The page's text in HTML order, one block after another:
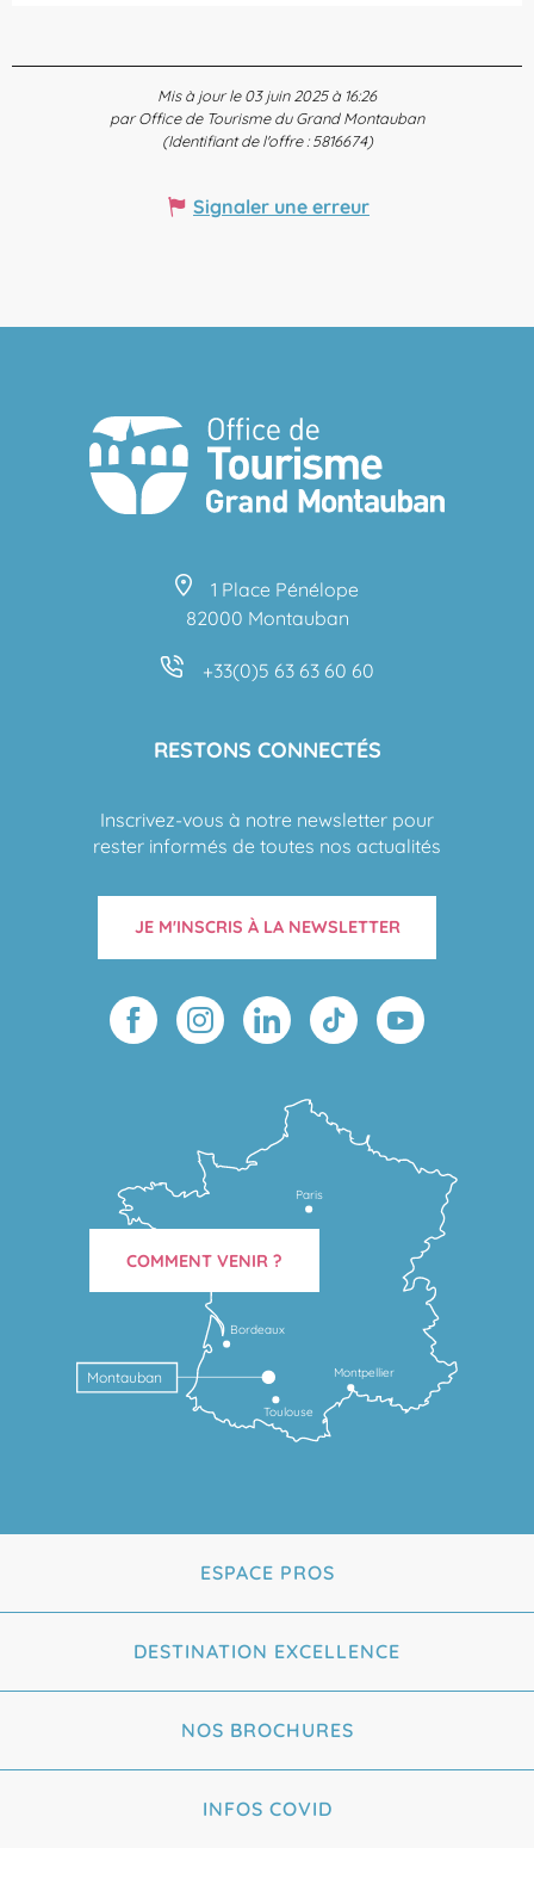
Mis à jour le 03 juin 2025 à 16:26
par Office de Tourisme du Grand Montauban
(Identifiant de l'offre :5816674)
Signaler une erreur
1 Place Pénélope
82000 Montauban
+33(0)5 63 63 60 60
RESTONS CONNECTÉS
Inscrivez-vous à notre newsletter pour
rester informés de toutes nos actualités
JE M'INSCRIS À LA NEWSLETTER
Toulouse
Montpellier
Bordeaux
Montauban
Paris
COMMENT VENIR ?
ESPACE PROS
DESTINATION EXCELLENCE
NOS BROCHURES
INFOS COVID